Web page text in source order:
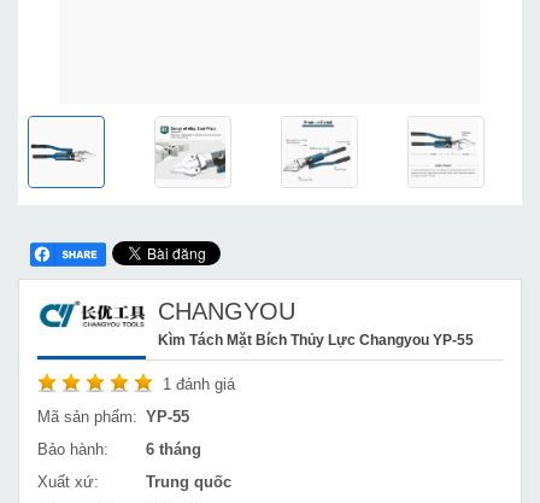
CHANGYOU
Kìm Tách Mặt Bích Thủy Lực Changyou YP-55
1 đánh giá
Mã sản phẩm: YP-55
Bảo hành:
6 tháng
Xuất xứ:
Trung quốc